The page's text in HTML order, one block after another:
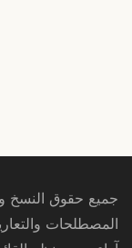
جميع حقوق النسخ و
المصطلحات